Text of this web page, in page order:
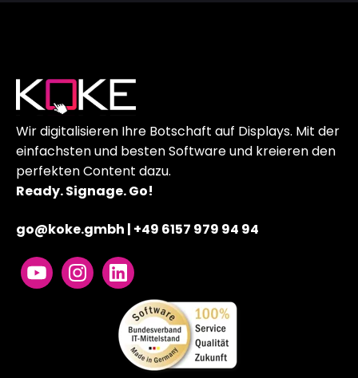
Wir digitalisieren Ihre Botschaft auf Displays. Mit der
einfachsten und besten Software und kreieren den
perfekten Content dazu.
Ready. Signage. Go!
go@koke.gmbh | +49 6157 979 94 94